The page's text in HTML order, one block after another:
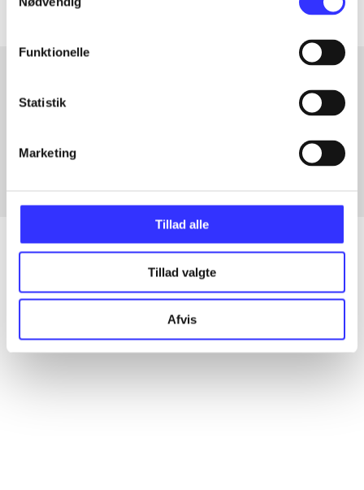
Funktionelle
Statistik
Marketing
Tillad alle
Tillad valgte
Afvis
Artikler med samme emner
Artikler
Alle registrerede artikler fordelt på udgivelser